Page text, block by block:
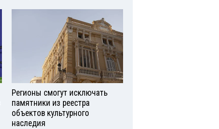
Регионы смогут исключать
памятники из реестра
объектов культурного
наследия